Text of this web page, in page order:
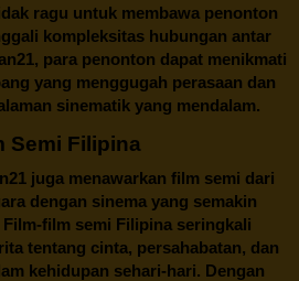
ragu untuk membawa penonton
kompleksitas hubungan antar
, para penonton dapat menikmati
yang menggugah perasaan dan
sinematik yang mendalam.
Semi Filipina
juga menawarkan film semi dari
dengan sinema yang semakin
film semi Filipina seringkali
tentang cinta, persahabatan, dan
kehidupan sehari-hari. Dengan